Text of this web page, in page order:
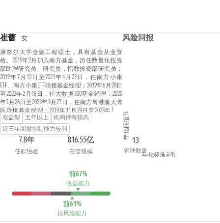
崔蕾 女
康奈尔大学金融工程硕士，具有基金从业资
格。2015年2月加入南方基金，历任数量化投资
部助理研究员、研究员，指数投资部研究员；
2019年7月12日至2021年4月23日，任南方小康
ETF、南方小康ETF联接基金经理；2019年6月28日
至2022年2月18日，任大数据300基金经理；2020
年3月26日至2023年3月27日，任南方粤港澳大湾
区联接基金经理；2019年11月29日至2023年7月4
日，任南方粤港澳大湾区ETF基金经理；2018年11
月8日至2023年12月29日，任南方中证500增强基
金经理；2022年12月1日至2023年12月29日，任南
方上证科创板50成份增强策略ETF基金经理；2019
年6月12日至今，任南方顶峰TOPIX ETF（QDII）基
方有色金属联接、1000ETF基金经理；2020年1月
17日至今，任红利50基金经理；2020年1月21日至
今，任南方大盘红利50基金经理；2021年6月24日
至今，任南方中证科创创业50ETF基金经理；2021
年8月19日至今，任南方中证科创创业50ETF联接
基金经理；2021年9月27日至今，任南方中证1000
权益型 五年以上
机构持有较高
近三年回撤控制能力较弱
7.8年
任职经验
816.55亿
在管规模
13
管理数量
前67%
收益能力
前61%
抗风险能力
风险回报
年化回报 %
年化标准差%